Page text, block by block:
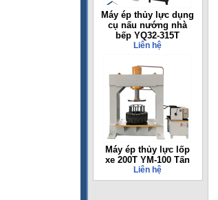
Máy ép thủy lực dụng
cụ nấu nướng nhà
bếp YQ32-315T
Liên hệ
Máy ép thủy lực lốp
xe 200T YM-100 Tấn
Liên hệ